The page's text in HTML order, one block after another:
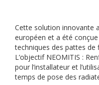
Cette solution innovante
européen et a été
techniques des pattes de
L’objectif NEOMITIS :
pour l’installateur et
temps de pose des